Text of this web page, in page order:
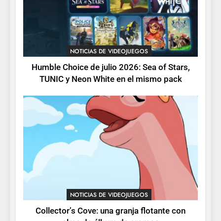
pack
Collector’s Cove: una granja
flotante con alma de álbum
de cromos
NOTICIAS DE VIDEOJUEGOS
Palworld 1.0: fecha,
cambios y todo lo que llega
con el lanzamiento
completo
NOTICIAS DE VIDEOJUEGOS
5
Mistbound: Guild Wars
tendrá su primer CCG digital
para PC y móviles
NOTICIAS DE VIDEOJUEGOS
NOTICIAS DE VIDEOJUEGOS
Humble Choice de julio 2026: Sea of Stars,
TUNIC y Neon White en el mismo pack
NOTICIAS DE VIDEOJUEGOS
Collector’s Cove: una granja flotante con